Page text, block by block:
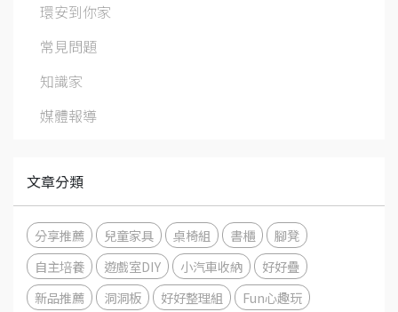
環安到你家
常見問題
知識家
媒體報導
文章分類
分享推薦 兒童家具 桌椅組 書櫃
腳凳
自主培養
遊戲室DIY 小汽車收納
好好疊
新品推薦
洞洞板 好好整理組
Fun心趣玩